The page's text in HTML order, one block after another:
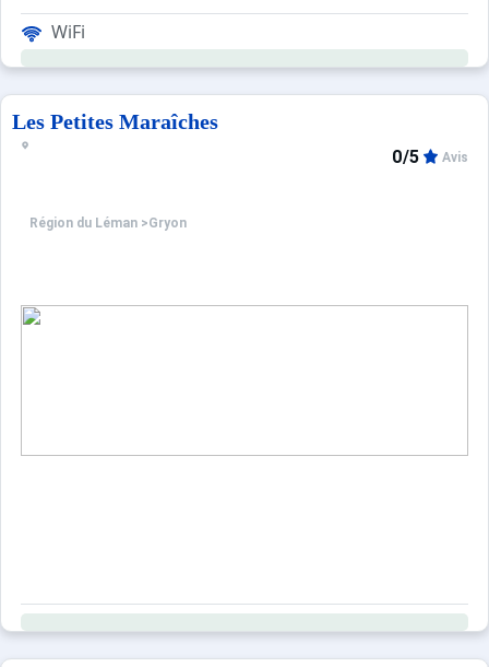
WiFi
Les Petites Maraîches
Région du Léman >Gryon
0/5 Avis